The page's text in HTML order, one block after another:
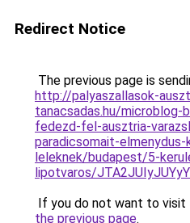
Redirect Notice
The previous page is
http://palyaszallasok-
tanacsadas.hu/
fedezd-fel-ausztria-
paradicsomait-
leleknek/budapest/5-
lipotvaros/
If you do not want to visit
the previous page.